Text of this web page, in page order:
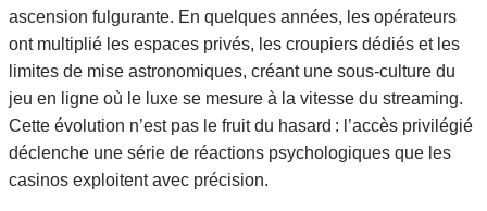
ascension fulgurante. En quelques années, les opérateurs
ont multiplié les espaces privés, les croupiers dédiés et les
limites de mise astronomiques, créant une sous‑culture du
jeu en ligne où le luxe se mesure à la vitesse du streaming.
Cette évolution n’est pas le fruit du hasard : l’accès privilégié
déclenche une série de réactions psychologiques que les
casinos exploitent avec précision.